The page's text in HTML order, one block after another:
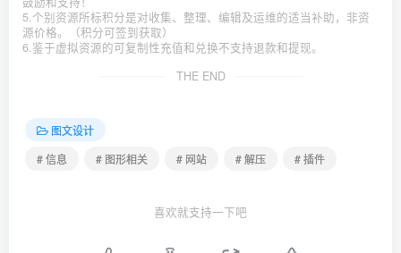
5.个别资源所标积分是对收集、整理、编辑及运维的适当补助，非资
源价格。（积分可签到获取）
6.鉴于虚拟资源的可复制性充值和兑换不支持退款和提现。
THE END
图文设计
# 信息
# 图形相关 # 网站 # 解压 # 插件
喜欢就支持一下吧